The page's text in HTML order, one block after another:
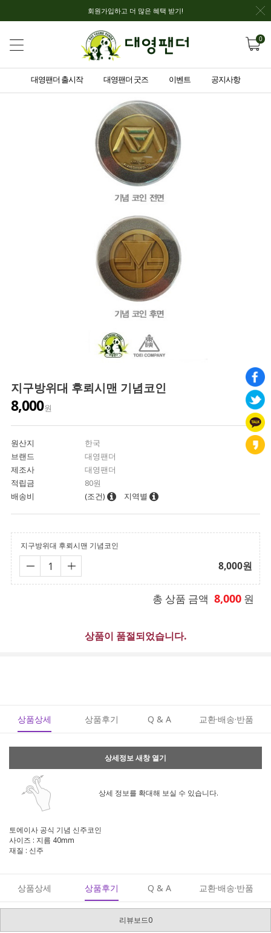
회원가입하고 더 많은 혜택 받기!
0
대영팬더 출시작 대영팬더 굿즈 이벤트 공지사항
지구방위대 후뢰시맨 기념코인
8,000원
원산지
한국
브랜드
대영팬더
제조사
대영팬더
적립금
80원
배송비
(조건) 지역별
지구방위대 후뢰시맨 기념코인
8,000원
총 상품 금액 8,000 원
상품이 품절되었습니다.
상품상세 상품후기 Q & A 교환·배송·반품
상세정보 새창 열기
상세 정보를 확대해 보실 수 있습니다.
토에이사 공식 기념 신주코인
사이즈 : 지름 40mm
재질 : 신주
상품상세 상품후기 Q & A 교환·배송·반품
리뷰보드0